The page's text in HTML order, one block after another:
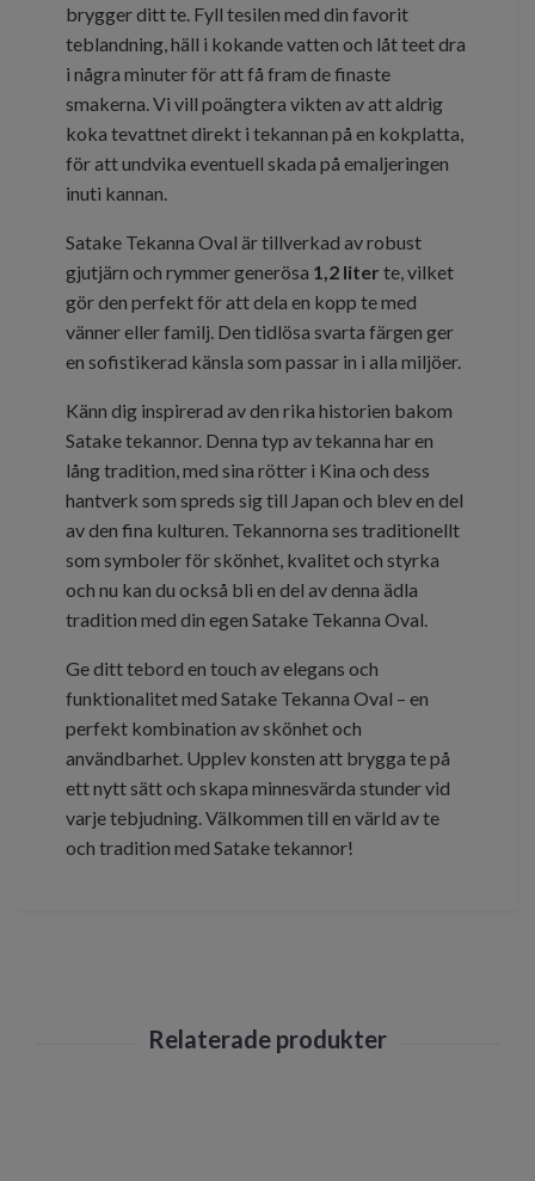
brygger ditt te. Fyll tesilen med din favorit
teblandning, häll i kokande vatten och låt teet dra
i några minuter för att få fram de finaste
smakerna. Vi vill poängtera vikten av att aldrig
koka tevattnet direkt i tekannan på en kokplatta,
för att undvika eventuell skada på emaljeringen
inuti kannan.
Satake Tekanna Oval är tillverkad av robust
gjutjärn och rymmer generösa 1,2 liter te, vilket
gör den perfekt för att dela en kopp te med
vänner eller familj. Den tidlösa svarta färgen ger
en sofistikerad känsla som passar in i alla miljöer.
Känn dig inspirerad av den rika historien bakom
Satake tekannor. Denna typ av tekanna har en
lång tradition, med sina rötter i Kina och dess
hantverk som spreds sig till Japan och blev en del
av den fina kulturen. Tekannorna ses traditionellt
som symboler för skönhet, kvalitet och styrka
och nu kan du också bli en del av denna ädla
tradition med din egen Satake Tekanna Oval.
Ge ditt tebord en touch av elegans och
funktionalitet med Satake Tekanna Oval – en
perfekt kombination av skönhet och
användbarhet. Upplev konsten att brygga te på
ett nytt sätt och skapa minnesvärda stunder vid
varje tebjudning. Välkommen till en värld av te
och tradition med Satake tekannor!